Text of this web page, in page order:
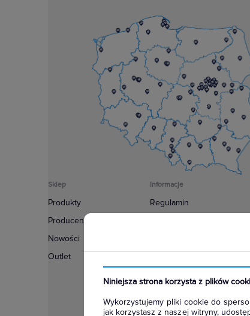
Niniejsza strona korzysta z plików
Wykorzystujemy pliki cookie do
jak korzystasz z naszej witryny,
Sklep
Produkty
Producenci
Nowości
Outlet
Informacje
Regulamin
Konfiguratory